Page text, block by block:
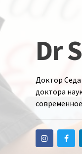
Dr
Доктор Седа
доктора